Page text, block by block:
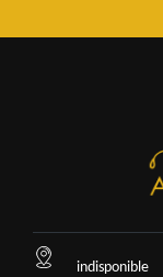
indisponible